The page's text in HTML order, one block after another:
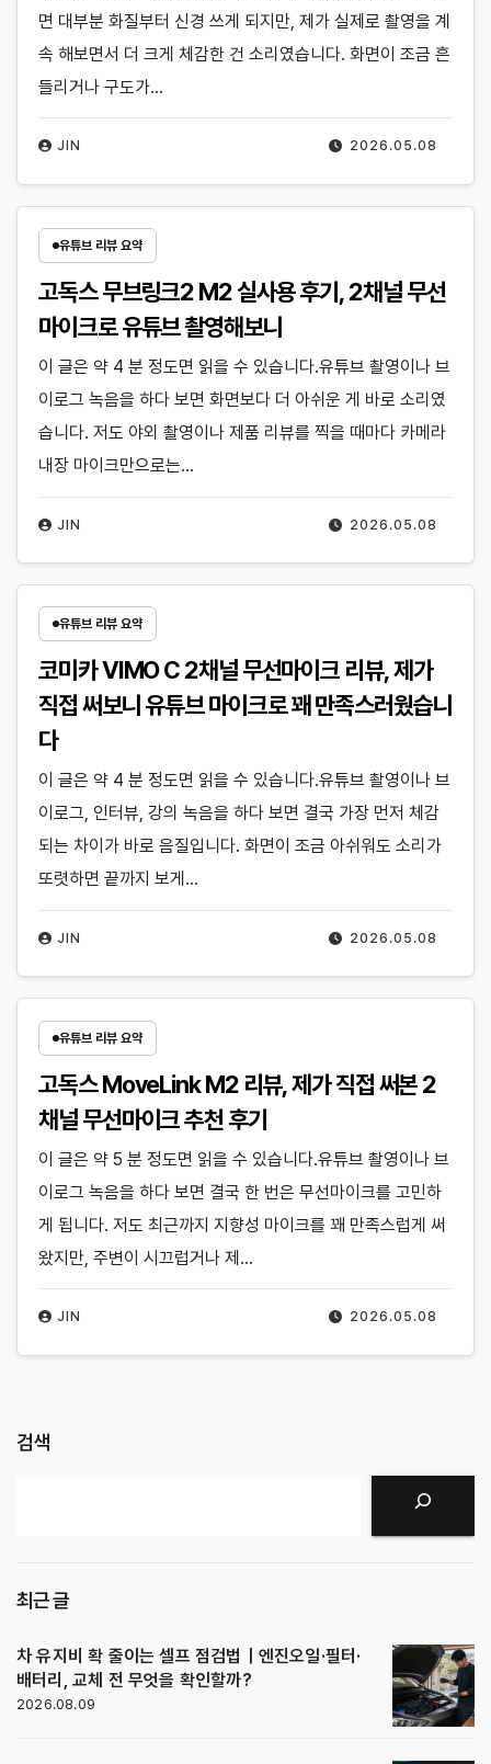
2026.05.08
JIN
면 대부분 화질부터 신경 쓰게 되지만, 제가 실제로 촬영을 계
속 해보면서 더 크게 체감한 건 소리였습니다. 화면이 조금 흔
들리거나 구도가…
유튜브 리뷰 요약
고독스 무브링크2 M2 실사용 후기, 2채널 무선
마이크로 유튜브 촬영해보니
2026.05.08
JIN
이 글은 약 4 분 정도면 읽을 수 있습니다.유튜브 촬영이나 브
이로그 녹음을 하다 보면 화면보다 더 아쉬운 게 바로 소리였
습니다. 저도 야외 촬영이나 제품 리뷰를 찍을 때마다 카메라
내장 마이크만으로는…
유튜브 리뷰 요약
코미카 VIMO C 2채널 무선마이크 리뷰, 제가
직접 써보니 유튜브 마이크로 꽤 만족스러웠습니
다
2026.05.08
JIN
이 글은 약 4 분 정도면 읽을 수 있습니다.유튜브 촬영이나 브
이로그, 인터뷰, 강의 녹음을 하다 보면 결국 가장 먼저 체감
되는 차이가 바로 음질입니다. 화면이 조금 아쉬워도 소리가
또렷하면 끝까지 보게…
유튜브 리뷰 요약
고독스 MoveLink M2 리뷰, 제가 직접 써본 2
채널 무선마이크 추천 후기
2026.05.08
JIN
이 글은 약 5 분 정도면 읽을 수 있습니다.유튜브 촬영이나 브
이로그 녹음을 하다 보면 결국 한 번은 무선마이크를 고민하
게 됩니다. 저도 최근까지 지향성 마이크를 꽤 만족스럽게 써
왔지만, 주변이 시끄럽거나 제…
검색
최근 글
차 유지비 확 줄이는 셀프 점검법｜엔진오일·필터·
배터리, 교체 전 무엇을 확인할까?
2026.08.09